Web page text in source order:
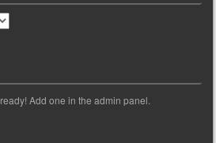
Add one in the admin panel.